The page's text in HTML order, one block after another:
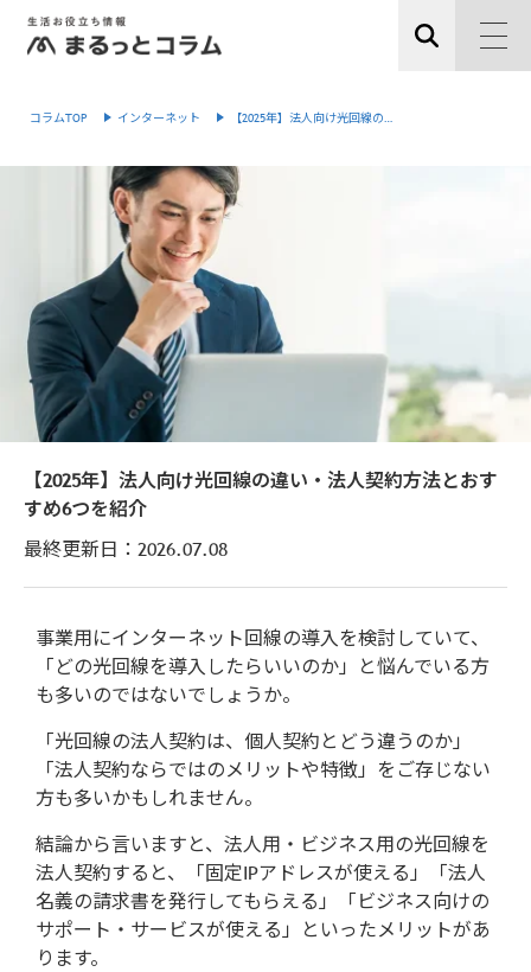
コラムTOP インターネット 【2025年】法人向け光回線の…
【2025年】法人向け光回線の違い・法人契約方法とおす
すめ6つを紹介
最終更新日： 2026.07.08
事業用にインターネット回線の導入を検討していて、
「どの光回線を導入したらいいのか」と悩んでいる方
も多いのではないでしょうか。
「光回線の法人契約は、個人契約とどう違うのか」
「法人契約ならではのメリットや特徴」をご存じない
方も多いかもしれません。
結論から言いますと、法人用・ビジネス用の光回線を
法人契約すると、「固定IPアドレスが使える」「法人
名義の請求書を発行してもらえる」「ビジネス向けの
サポート・サービスが使える」といったメリットがあ
ります。